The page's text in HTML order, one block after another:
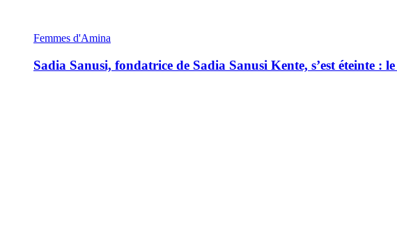
Femmes d'Amina
Sadia Sanusi, fondatrice de Sadia Sanusi Kente, s’est éteinte :